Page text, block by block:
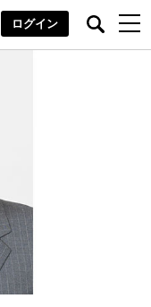
ログイン